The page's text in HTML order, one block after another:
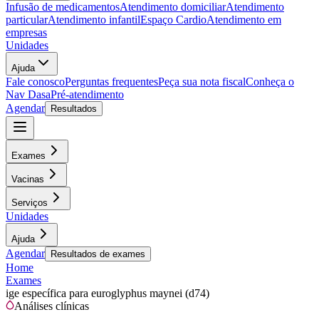
Infusão de medicamentosAtendimento domiciliarAtendimento
particularAtendimento infantilEspaço CardioAtendimento em
empresas
Unidades
Ajuda
Fale conoscoPerguntas frequentesPeça sua nota fiscalConheça o
Nav DasaPré-atendimento
Agendar
Resultados
Exames
Vacinas
Serviços
Unidades
Ajuda
Agendar Resultados de exames
Home
Exames
ige específica para euroglyphus maynei (d74)
Análises clínicas